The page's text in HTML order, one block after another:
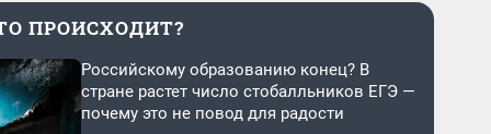
ПРОИСХОДИТ?
Российскому образованию конец? В
стране растет число стобалльников ЕГЭ —
почему это не повод для радости